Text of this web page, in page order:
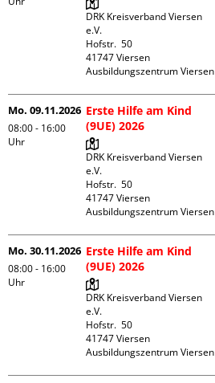
DRK Kreisverband Viersen
e.V.
Hofstr.  50
41747 Viersen
Ausbildungszentrum Viersen
Mo. 09.11.2026
08:00 - 16:00
Uhr
Erste Hilfe am Kind
(9UE) 2026
DRK Kreisverband Viersen
e.V.
Hofstr.  50
41747 Viersen
Ausbildungszentrum Viersen
Mo. 30.11.2026
08:00 - 16:00
Uhr
Erste Hilfe am Kind
(9UE) 2026
DRK Kreisverband Viersen
e.V.
Hofstr.  50
41747 Viersen
Ausbildungszentrum Viersen